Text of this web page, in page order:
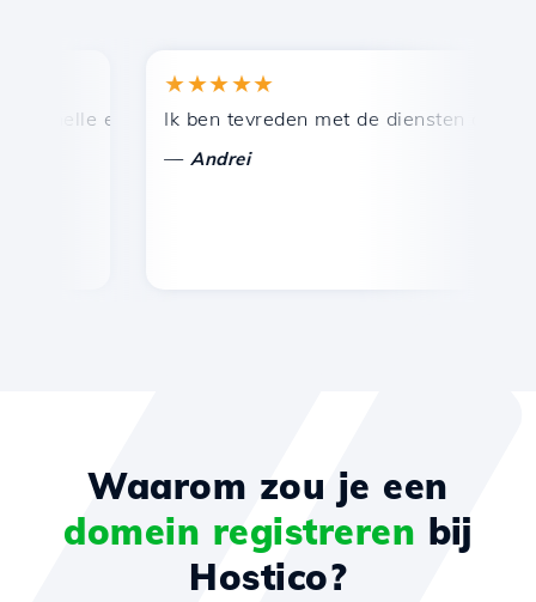
en efficiënte technische ondersteuning.
★★★★★
Ik ben tevreden met de diensten die door
Andrei
Waarom zou je een
domein registreren bij
Hostico?